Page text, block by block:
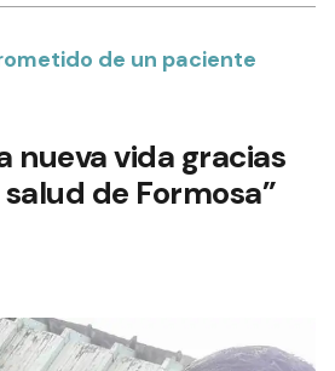
de un paciente
nueva vida gracias
de Formosa”